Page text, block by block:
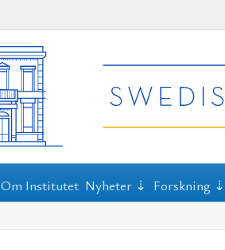
Om Institutet Nyheter Forskning